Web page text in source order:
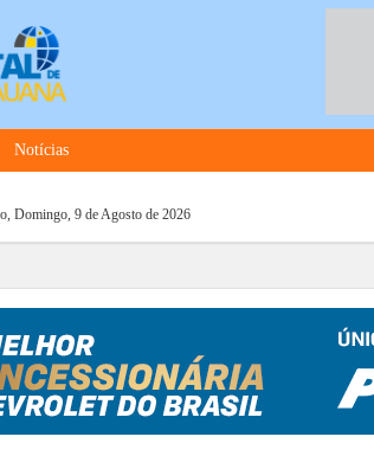
Notícias
Domingo, 9 de Agosto de 2026